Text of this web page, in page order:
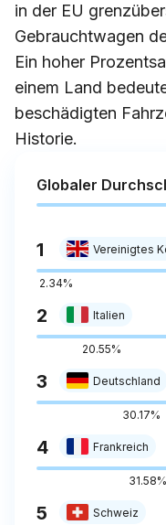
in der EU
Gebrauchtwagen
Ein hoher
einem Land
beschädigten
Historie.
Globaler
1 Vereinigtes
2.34%
2 Italien
20.55%
3 Deutschland
30.17%
4 Frankreich
31.58%
5 Schweiz